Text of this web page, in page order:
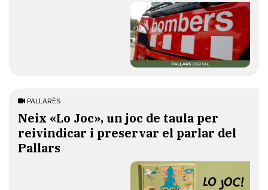
PALLARÈS
​Neix «Lo Joc», un joc de taula per
reivindicar i preservar el parlar del
Pallars